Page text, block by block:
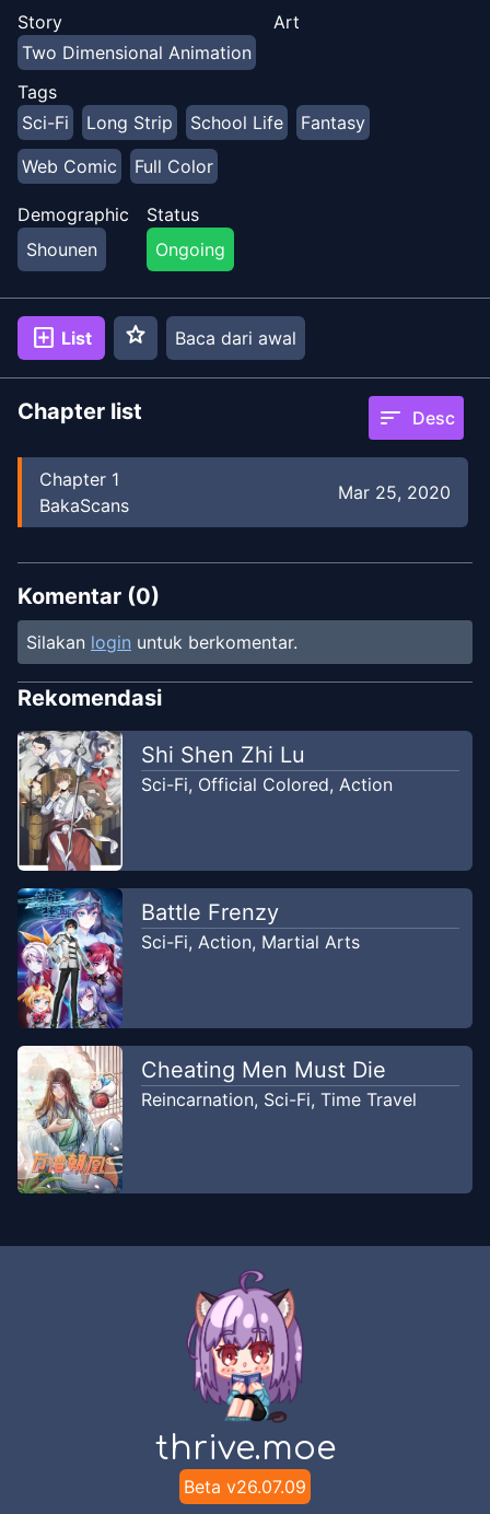
misterius. Setiap penggunaan menghabiskan jumlah
tertentu, yang tampaknya perlu terus diisi ulang agar
dapat digunakan. Sejauh ini dia telah belajar bahwa
dia bisa mendapatkannya dengan berhubungan
dengan gadis-gadis.
Story
Two Dimensional Animation
Art
Tags
Sci-Fi
Long Strip School Life
Fantasy
Web Comic
Full Color
Demographic
Shounen
Status
Ongoing
add_box List star Baca dari awal
Chapter list sort Desc
Chapter 1
BakaScans
Mar 25, 2020
Komentar (0)
Silakan login untuk berkomentar.
Rekomendasi
Shi Shen Zhi Lu
Sci-Fi, Official Colored, Action
Battle Frenzy
Sci-Fi, Action, Martial Arts
Cheating Men Must Die
Reincarnation, Sci-Fi, Time Travel
thrive.moe
Beta v26.07.09